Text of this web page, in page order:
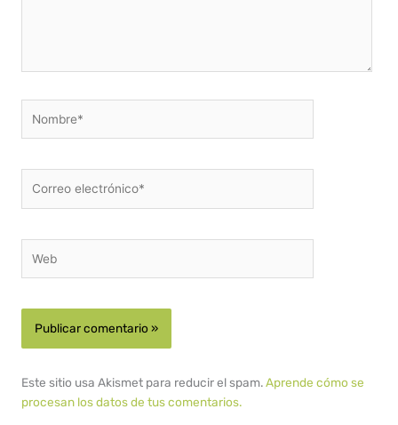
electrónico*
Este sitio usa Akismet para reducir el spam.Aprende cómo se
procesan los datos de tus comentarios.